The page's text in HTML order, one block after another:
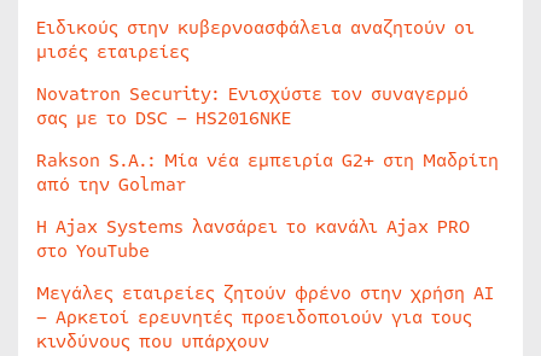
Ειδικούς στην κυβερνοασφάλεια αναζητούν οι
μισές εταιρείες
Novatron Security: Ενισχύστε τον συναγερμό
σας με το DSC – HS2016NKE
Rakson S.A.: Μία νέα εμπειρία G2+ στη Μαδρίτη
από την Golmar
Η Ajax Systems λανσάρει το κανάλι Ajax PRO
στο YouTube
Μεγάλες εταιρείες ζητούν φρένο στην χρήση AI
– Αρκετοί ερευνητές προειδοποιούν για τους
κινδύνους που υπάρχουν